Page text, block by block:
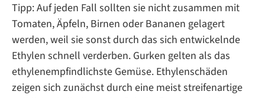
Tipp: Auf jeden Fall sollten sie nicht zusammen mit
Tomaten, Äpfeln, Birnen oder Bananen gelagert
werden, weil sie sonst durch das sich entwickelnde
Ethylen schnell verderben. Gurken gelten als das
ethylenempfindlichste Gemüse. Ethylenschäden
zeigen sich zunächst durch eine meist streifenartige